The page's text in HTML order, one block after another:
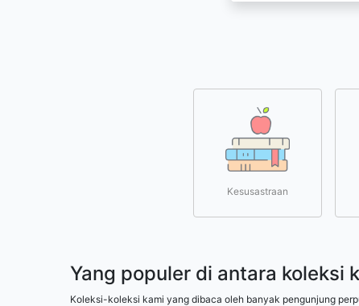
Kesusastraan
Yang populer di antara koleksi
Koleksi-koleksi kami yang dibaca oleh banyak pengunjung